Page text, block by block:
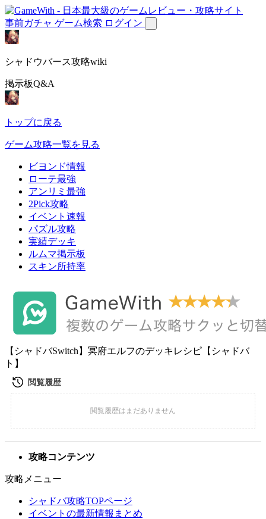
事前ガチャ ゲーム検索 ログイン
シャドウバース攻略wiki
掲示板Q&A
トップに戻る
ゲーム攻略一覧を見る
ビヨンド情報
ローテ最強
アンリミ最強
2Pick攻略
イベント速報
パズル攻略
実績デッキ
ルムマ掲示板
スキン所持率
【シャドバSwitch】冥府エルフのデッキレシピ【シャドバ
ト】
攻略コンテンツ
攻略メニュー
シャドバ攻略TOPページ
イベントの最新情報まとめ